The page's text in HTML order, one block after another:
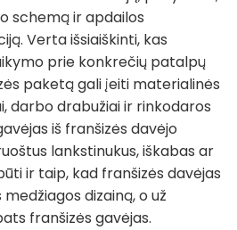
schemą ir apdailos
Verta išsiaiškinti, kas
prie konkrečių patalpų
paketą gali įeiti materialinės
darbo drabužiai ir rinkodaros
iš franšizės davėjo
lankstinukus, iškabas ar
ir taip, kad franšizės davėjas
dizainą, o už
franšizės gavėjas.